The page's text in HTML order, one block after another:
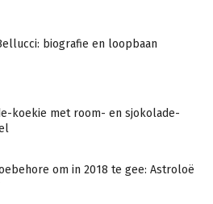
biografie en loopbaan
koekie met room- en sjokolade-
om in 2018 te gee: Astroloë